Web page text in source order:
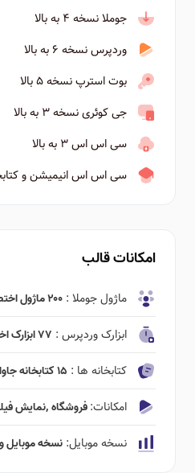
جوملا نسخه ۴ به بالا
وردپرس نسخه ۶ به بالا
بوت استرپ نسخه ۵ بالا
جی کوئری نسخه ۳ به بالا
سی اس اس ۳ به بالا
سی اس اس انیمیشن و
امکانات قالب
ماژول جوملا : ۲۰۰ ماژول اختصاصی
ابزارک وردپرس : ۷۷ ابزارک اختصاصی
کتابخانه ها : ۱۵ کتابخانه جاوا اسکریپت
امکانات:فروشگاه ٬‌نمایش فیلم ٬‌پخش صوت ٫ کتابخانه ٬ ...
نسخه موبایل: نسخه موبایل